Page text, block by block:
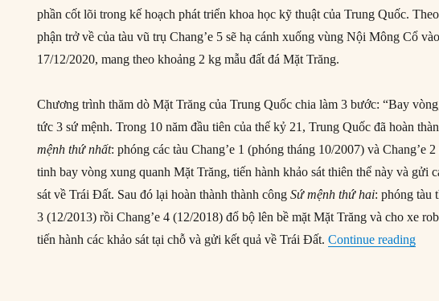
phần cốt lõi trong kế hoạch phát triển khoa học kỹ thuật của Trung Quốc.
phận trở về của tàu vũ trụ Chang’e 5 sẽ hạ cánh xuống vùng Nội Mông Cổ
17/12/2020, mang theo khoảng 2 kg mẫu đất đá Mặt Trăng.
Chương trình thăm dò Mặt Trăng của Trung Quốc chia làm 3 bước: “Bay
tức 3 sứ mệnh. Trong 10 năm đầu tiên của thế kỷ 21, Trung Quốc đã hoàn
mệnh thứ nhất: phóng các tàu Chang’e 1 (phóng tháng 10/2007) và Chang’e
tinh bay vòng xung quanh Mặt Trăng, tiến hành khảo sát thiên thể này và gửi
sát về Trái Đất. Sau đó lại hoàn thành thành côngSứ mệnh thứ hai: phóng tàu
3 (12/2013) rồi Chang’e 4 (12/2018) đổ bộ lên bề mặt Mặt Trăng và cho xe
tiến hành các khảo sát tại chỗ và gửi kết quả về Trái Đất.Continue reading